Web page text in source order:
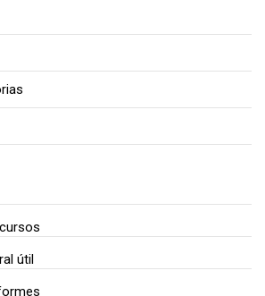
útil